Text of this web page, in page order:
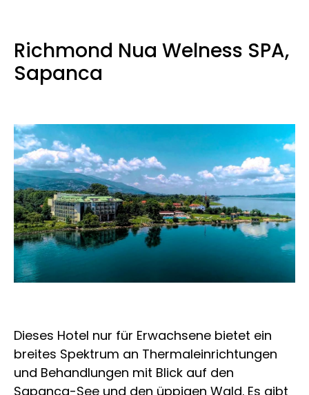
Richmond Nua Welness SPA,
Sapanca
Dieses Hotel nur für Erwachsene bietet ein
breites Spektrum an Thermaleinrichtungen
und Behandlungen mit Blick auf den
Sapanca-See und den üppigen Wald. Es gibt